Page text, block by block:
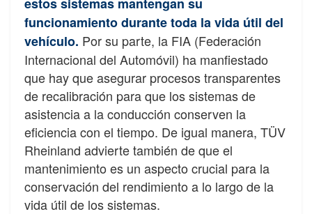
funcionamiento durante toda la vida útil del
vehículo. Por su parte, la FIA (Federación
Internacional del Automóvil) ha manfiestado
que hay que asegurar procesos transparentes
de recalibración para que los sistemas de
asistencia a la conducción conserven la
eficiencia con el tiempo. De igual manera, TÜV
Rheinland advierte también de que el
mantenimiento es un aspecto crucial para la
conservación del rendimiento a lo largo de la
vida útil de los sistemas.